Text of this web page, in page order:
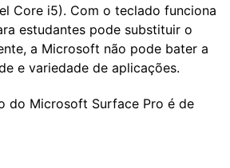
Core i5). Com o teclado funciona
estudantes pode substituir o
a Microsoft não pode bater a
e variedade de aplicações.
do Microsoft Surface Pro é de